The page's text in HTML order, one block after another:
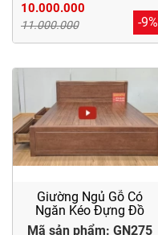
10.000.000
11.000.000 -9%
Giường Ngủ Gỗ Có
Ngăn Kéo Đựng Đồ
Mã sản phẩm: GN275